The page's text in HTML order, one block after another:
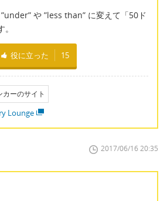
や ”less than” に変えて「50ド
役に立った 15
カーのサイト
Lounge
2017/06/16 20:35